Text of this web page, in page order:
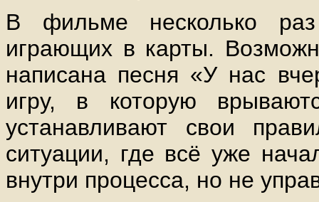
В фильме несколько
играющих в карты.
написана песня «У нас
игру, в которую
устанавливают свои
ситуации, где всё уже
внутри процесса, но не